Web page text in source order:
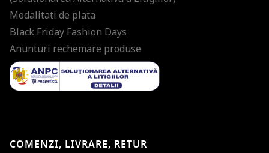
Modalitati de plata
Black Friday Fashion Days
Anunturi rechemare produse
COMENZI, LIVRARE, RETUR